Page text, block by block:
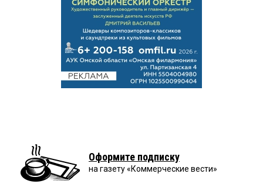
Оформите подписку
на газету «Коммерческие вести»